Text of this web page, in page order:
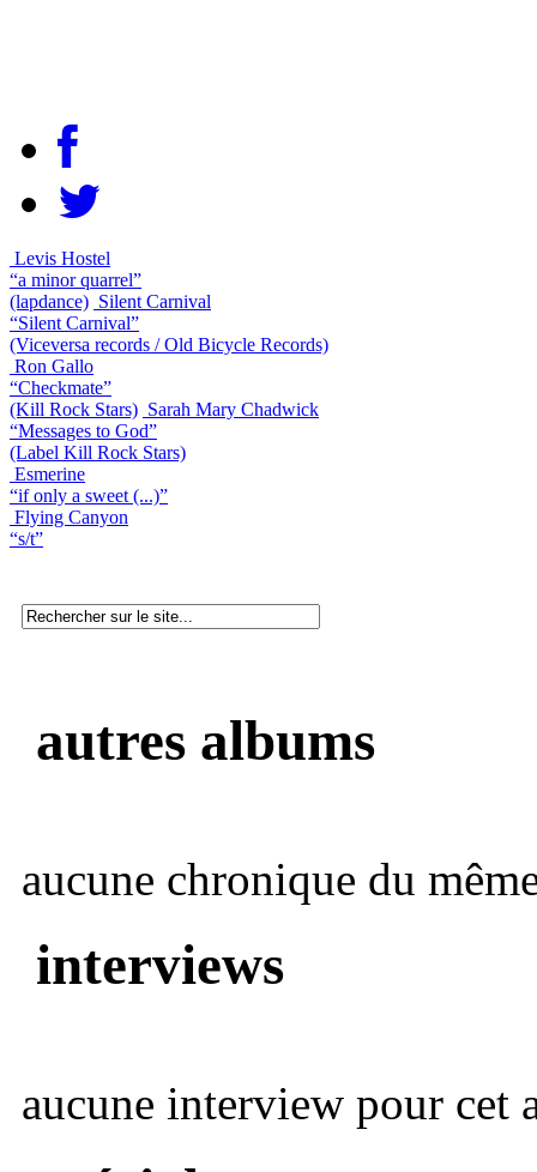
Levis Hostel
“a minor quarrel”
(lapdance) Silent Carnival
“Silent Carnival”
(Viceversa records / Old Bicycle Records)
Ron Gallo
“Checkmate”
(Kill Rock Stars) Sarah Mary Chadwick
“Messages to God”
(Label Kill Rock Stars)
Esmerine
“if only a sweet (...)”
Flying Canyon
“s/t”
autres albums
aucune chronique du
interviews
aucune interview pour cet